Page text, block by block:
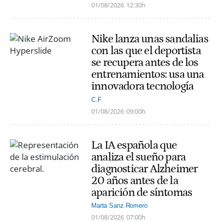
01/08/2026 12:30h
Nike lanza unas sandalias
con las que el deportista
se recupera antes de los
entrenamientos: usa una
innovadora tecnología
C.F.
01/08/2026 09:00h
La IA española que
analiza el sueño para
diagnosticar Alzheimer
20 años antes de la
aparición de síntomas
Marta Sanz Romero
01/08/2026 07:00h